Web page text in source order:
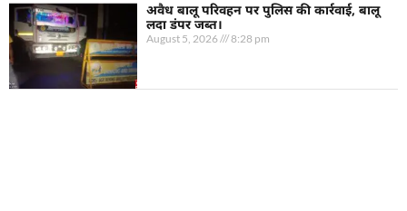
अवैध बालू परिवहन पर पुलिस की कार्रवाई, बालू
लदा डंपर जब्त।
August 5, 2026 8:28 pm